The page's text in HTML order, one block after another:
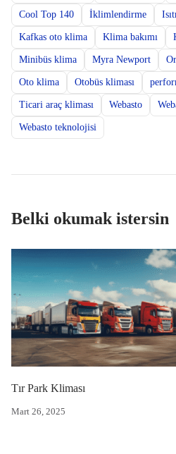
Cool Top 140 İklimlendirme
Kafkas oto klima Klima bakımı
Minibüs klima Myra Newport
Oto klima Otobüs kliması
Ticari araç kliması Webasto
Webasto teknolojisi
Belki okumak istersin
Mart 26, 2025
Tır Park Kliması